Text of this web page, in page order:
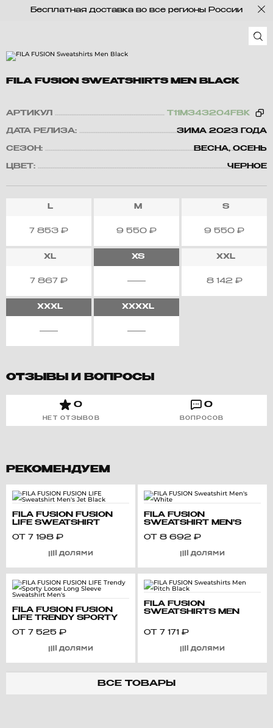
Бесплатная доставка во все регионы России
FILA FUSION SWEATSHIRTS MEN BLACK
АРТИКУЛ T11M343204FBK
ДАТА РЕЛИЗА: ЗИМА 2023 ГОДА
СЕЗОН: ВЕСНА, ОСЕНЬ
ЦВЕТ: ЧЕРНОЕ
L
7 853 ₽
M
9 550 ₽
S
9 550 ₽
XL
7 867 ₽
XS XXL
8 142 ₽
XXXL XXXXL
ОТЗЫВЫ И ВОПРОСЫ
0
НЕТ ОТЗЫВОВ
0
ВОПРОСОВ
РЕКОМЕНДУЕМ
FILA FUSION FUSION
LIFE SWEATSHIRT
ОТ
7 198 ₽
FILA FUSION
SWEATSHIRT MEN'S
ОТ 8 692 ₽
FILA FUSION FUSION
LIFE TRENDY SPORTY
SWEATSHIRT MEN'S
ОТ 7 525 ₽
FILA FUSION
SWEATSHIRTS MEN
ОТ
7 171 ₽
ВСЕ ТОВАРЫ